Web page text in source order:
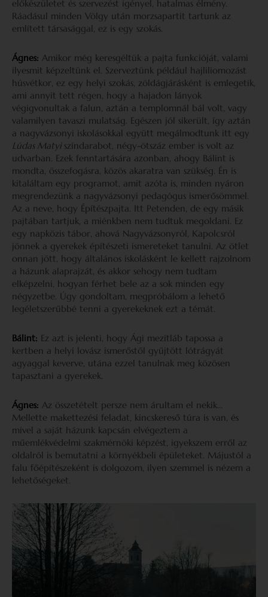
előkészületet és szervezést igényel, hatalmas élmény.
Ráadásul minden Völgy után morzsapartit tartunk az
említett társasággal, ez is egy szokás.
Ágnes: Amikor még keresgéltük a pajta funkcióját, valami
ilyesmit képzeltünk el. Szerveztünk például hajliliomozást
húsvétkor, ez egy helyi szokás, zöldágjárásként is emlegetik,
ami annyit tett régen, hogy a hajadon lányok
végigvonultak a falun, aztán a templomnál bál volt, vagy
valamilyen tavaszi mulatság. Egészen jól sikerült, így aztán
a nagyvázsonyi iskolásokkal együtt megálmodtunk itt egy
Lúdas Matyi színdarabot, négy-ötszáz ember is volt az
udvarban. Ezek fenntartására azonban, ahogy Bálint is
mondta, összefogásra, közös akaratra van szükség. Én is
kitaláltam egy programot, amit azóta is, minden nyáron
megrendezünk a nagyvázsonyi pedagógus ismerősömmel.
Az a neve, hogy Építészpajta. Itt Petenden, de egy másik
pajtában tartjuk, a miénkben nem tudtuk megoldani. Ez
egy napközis tábor, ahová Nagyvázsonyról, Kapolcsról
jönnek a gyerekek építészeti ismereteket tanulni. Az ötlet
onnan jött, hogy általános iskolásként le kellett rajzolnom
a házunk alaprajzát, és akkor sehogy nem tudtam
elképzelni, hogyan férhet bele az a sok minden egy
négyzetbe. Úgy gondoltam, megpróbálom a lehető
legéletszerűbbé tenni a gyerekeknek ezt a témát.
Bálint: Ez azt is jelenti, hogy Ági mezítláb tapossa a
kertben a helyi lovász ismerőstől gyűjtött lótrágyát
agyaggal keverve, utána ezzel tanulnak meg közösen
tapasztani a gyerekek.
Ágnes: Az összetételt persze nem árultam el nekik…
Mellette makettezési feladat, kincskereső túra is van, és
mivel a saját házunk kapcsán elvégeztem a
műemlékvédelmi szakmérnöki képzést, igyekszem erről az
oldalról is bemutatni a környékbeli épületeket. Májustól a
falu főépítészeként is dolgozom, ilyen szemmel is nézem a
lehetőségeket.